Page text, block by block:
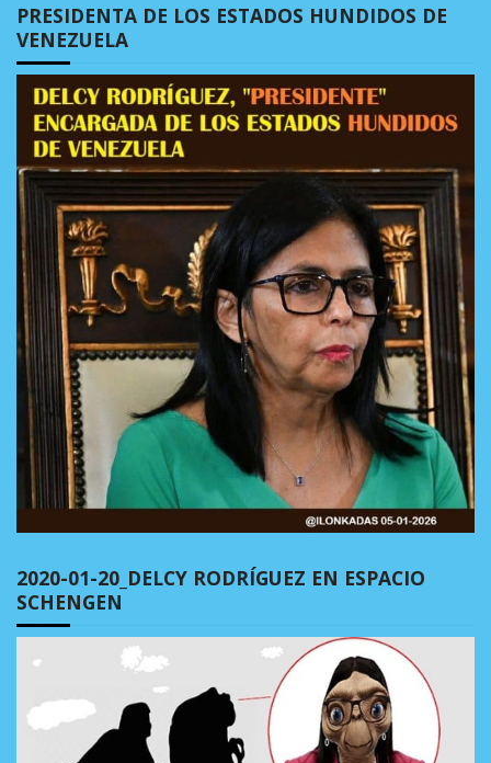
PRESIDENTA DE LOS ESTADOS HUNDIDOS DE
VENEZUELA
2020-01-20_DELCY RODRÍGUEZ EN ESPACIO
SCHENGEN